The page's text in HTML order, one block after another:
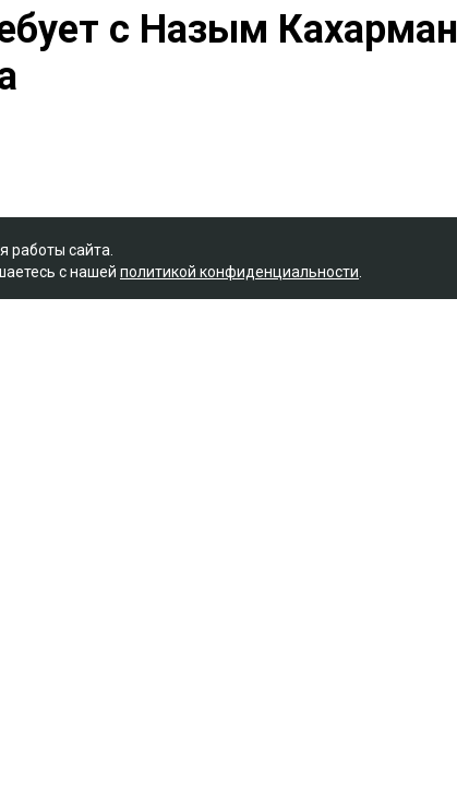
с Назым Кахарман
работы сайта.
с нашей политикой конфиденциальности